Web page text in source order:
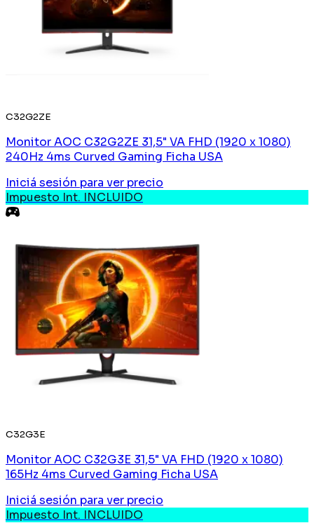
C32G2ZE
Monitor AOC C32G2ZE 31,5" VA FHD (1920 x 1080)
240Hz 4ms Curved Gaming Ficha USA
Iniciá sesión para ver precio
Impuesto Int. INCLUIDO
C32G3E
Monitor AOC C32G3E 31,5" VA FHD (1920 x 1080)
165Hz 4ms Curved Gaming Ficha USA
Iniciá sesión para ver precio
Impuesto Int. INCLUIDO